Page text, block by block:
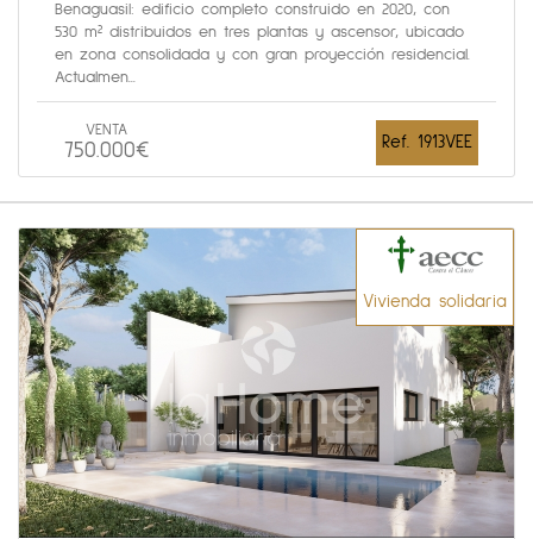
Benaguasil: edificio completo construido en 2020, con
530 m² distribuidos en tres plantas y ascensor, ubicado
en zona consolidada y con gran proyección residencial.
Actualmen...
VENTA
750.000€ Ref. 1913VEE
Vivienda solidaria